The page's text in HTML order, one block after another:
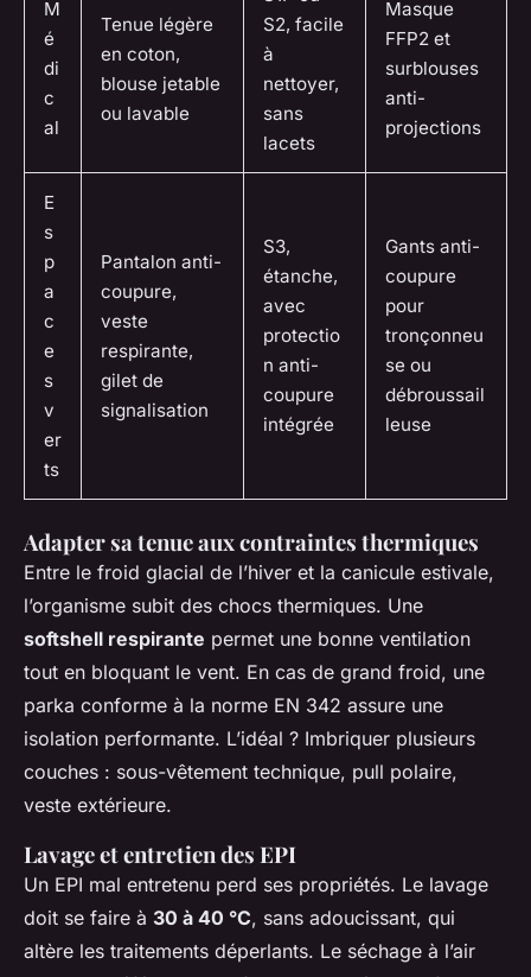
M
é
di
c
al
Tenue légère
en coton,
blouse jetable
ou lavable
S2, facile
à
nettoyer,
sans
lacets
Masque
FFP2 et
surblouses
anti-
projections
E
s
p
a
c
e
s
v
er
ts
Pantalon anti-
coupure,
veste
respirante,
gilet de
signalisation
S3,
étanche,
avec
protectio
n anti-
coupure
intégrée
Gants anti-
coupure
pour
tronçonneu
se ou
débroussail
leuse
Adapter sa tenue aux contraintes thermiques
Entre le froid glacial de l’hiver et la canicule estivale,
l’organisme subit des chocs thermiques. Une
softshell respirante permet une bonne ventilation
tout en bloquant le vent. En cas de grand froid, une
parka conforme à la norme EN 342 assure une
isolation performante. L’idéal ? Imbriquer plusieurs
couches : sous-vêtement technique, pull polaire,
veste extérieure.
Lavage et entretien des EPI
Un EPI mal entretenu perd ses propriétés. Le lavage
doit se faire à 30 à 40 °C, sans adoucissant, qui
altère les traitements déperlants. Le séchage à l’air